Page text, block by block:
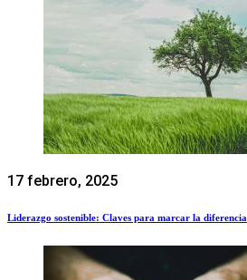
17 febrero, 2025
Liderazgo sostenible: Claves para marcar la diferencia